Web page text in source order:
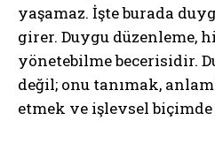
yaşamaz. İşte burada
girer. Duygu düzenleme,
yönetebilme becerisidir.
değil; onu tanımak,
etmek ve işlevsel